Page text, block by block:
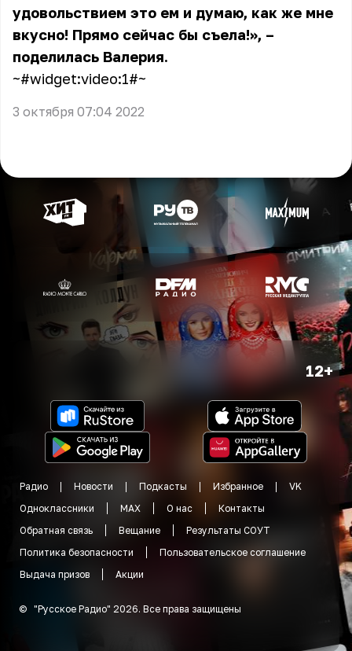
удовольствием это ем и думаю, как же мне
вкусно! Прямо сейчас бы съела!», –
поделилась Валерия.
~#widget:video:1#~
3 октября 07:04 2022
12+
Радио Новости Подкасты Избранное
VK
Одноклассники
MAX О нас
Контакты
Обратная связь
Вещание
Результаты СОУТ
Политика безопасности
Пользовательское соглашение
Выдача призов
Акции
© "Русское Радио" 2026. Все права защищены